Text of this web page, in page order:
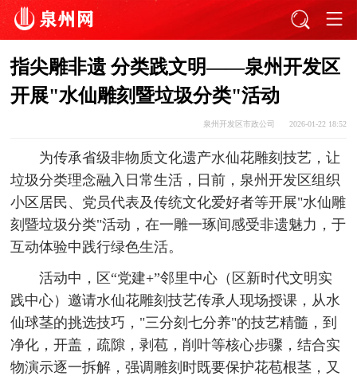
指尖雕非遗 分类践文明——泉州开发区
开展"水仙雕刻暨垃圾分类"活动
泉州开发区市政公司 2026-01-22 18:52
为传承省级非物质文化遗产水仙花雕刻技艺，让
垃圾分类理念融入日常生活，日前，泉州开发区组织
小区居民、党员代表及传统文化爱好者等开展"水仙雕
刻暨垃圾分类"活动，在一雕一琢间感受非遗魅力，于
互动体验中践行绿色生活。
活动中，区“党建+”邻里中心（区新时代文明实
践中心）邀请水仙花雕刻技艺传承人现场授课，从水
仙球茎的挑选技巧，"三分刻七分养"的技艺精髓，到
净化，开盖，疏隙，剥苞，削叶等核心步骤，结合实
物演示逐一拆解，强调雕刻时既要保护花苞根茎，又